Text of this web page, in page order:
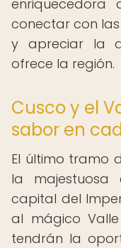
enriquecedora
conectar con
y apreciar la
ofrece la región.
Cusco y el
sabor en
El último tramo
la majestuosa
capital del
al mágico
tendrán la